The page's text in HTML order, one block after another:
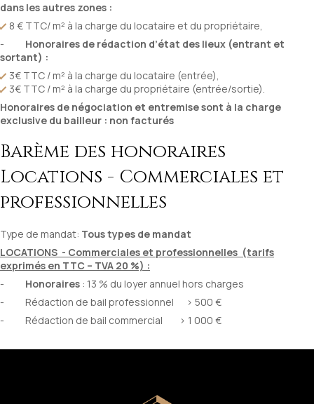
dans les autres zones :
8 € TTC/ m² à la charge du locataire et du propriétaire,
- Honoraires de rédaction d’état des lieux (entrant et
sortant) :
3€ TTC / m² à la charge du locataire (entrée),
3€ TTC / m² à la charge du propriétaire (entrée/sortie).
Honoraires de négociation et entremise sont à la charge
exclusive du bailleur : non facturés
Barème des honoraires
Locations - Commerciales et
professionnelles
Type de mandat: Tous types de mandat
LOCATIONS - Commerciales et professionnelles (tarifs
exprimés en TTC – TVA 20 %) :
- Honoraires : 13 % du loyer annuel hors charges
- Rédaction de bail professionnel > 500 €
- Rédaction de bail commercial > 1 000 €